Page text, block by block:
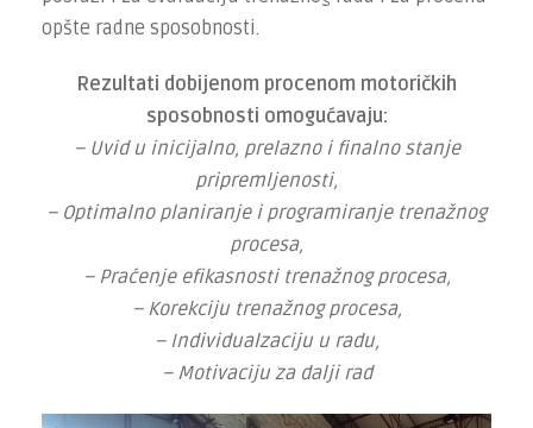
opšte radne sposobnosti.
Rezultati dobijenom procenom motoričkih
sposobnosti omogućavaju:
– Uvid u inicijalno, prelazno i finalno stanje
pripremljenosti,
– Optimalno planiranje i programiranje trenažnog
procesa,
– Praćenje efikasnosti trenažnog procesa,
– Korekciju trenažnog procesa,
– Individualzaciju u radu,
– Motivaciju za dalji rad